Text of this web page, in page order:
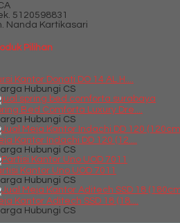
5120598831
Nanda Kartikasari
Pilihan
Kantor Donati DO 14 AL H....
Hubungi CS
Bed Comforta Luxury Dre....
Hubungi CS
Kantor Indachi DD 120 (12....
Hubungi CS
Kantor Uno UOD 7011
Hubungi CS
Kantor Aditech SSD 18 (18....
Hubungi CS